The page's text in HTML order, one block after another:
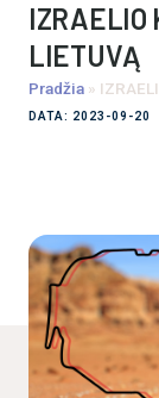
IZRAELIO
LIETUVĄ
Pradžia »
DATA: 2023-09-20